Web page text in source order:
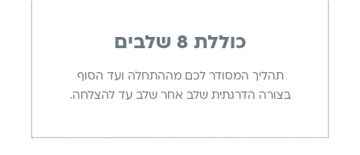
כוללת 8 שלבים
תהליך המסודר לכם מההתחלה ועד הסוף
בצורה הדרגתית שלב אחר שלב עד להצלחה.